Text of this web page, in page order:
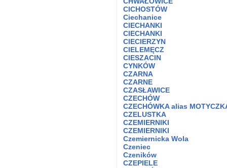
CICHOSTÓW
Ciechanice
CIECHANKI
CIECHANKI
CIECIERZYN
CIELEMĘCZ
CIESZACIN
CYNKÓW
CZARNA
CZARNE
CZASŁAWICE
CZECHÓW
CZECHÓWKA alias
CZELUSTKA
CZEMIERNIKI
CZEMIERNIKI
Czemiernicka Wola
Czeniec
Czeników
CZEPIELE